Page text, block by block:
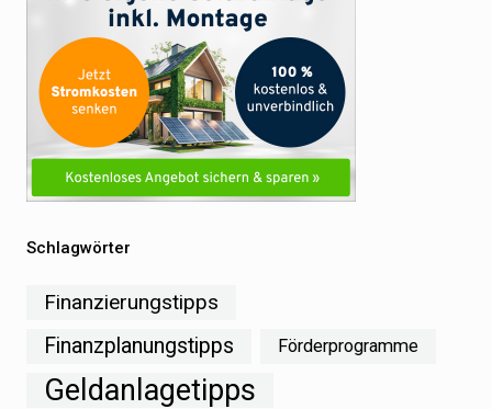
Schlagwörter
Finanzierungstipps
Finanzplanungstipps
Förderprogramme
Geldanlagetipps